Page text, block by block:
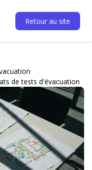
Retour au site
de tests d'évacuation